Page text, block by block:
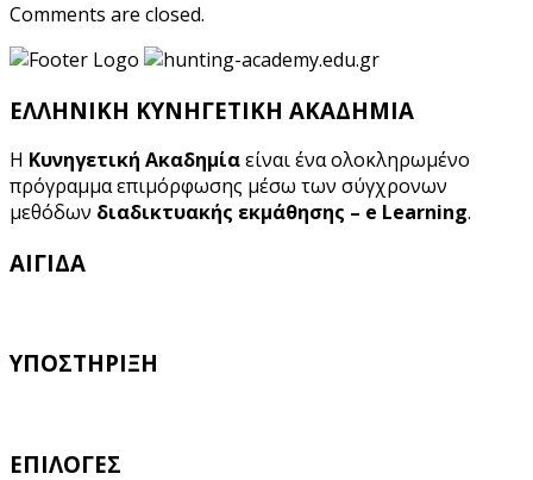
Comments are closed.
ΕΛΛΗΝΙΚΗ ΚΥΝΗΓΕΤΙΚΗ ΑΚΑΔΗΜΙΑ
Η Κυνηγετική Ακαδημίαείναι ένα ολοκληρωμένο
πρόγραμμα επιμόρφωσης μέσω των σύγχρονων
μεθόδων διαδικτυακής εκμάθησης – e Learning.
ΑΙΓΙΔΑ
ΥΠΟΣΤΗΡΙΞΗ
ΕΠΙΛΟΓΕΣ